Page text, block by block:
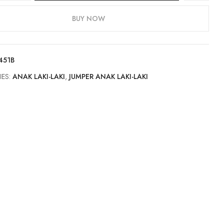
BUY NOW
ANAK LAKI-LAKI, JUMPER ANAK LAKI-LAKI